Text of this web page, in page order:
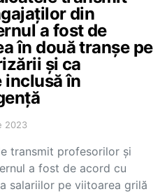
din
a fost de
în două tranșe pe
și ca
inclusă în
2023
transmit profesorilor și
a fost de acord cu
salariilor pe viitoarea grilă